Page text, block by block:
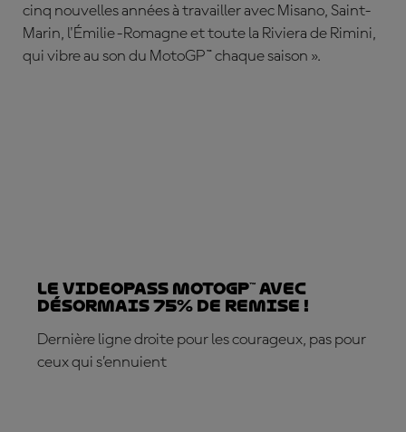
cinq nouvelles années à travailler avec Misano, Saint-
Marin, l'Émilie-Romagne et toute la Riviera de Rimini,
qui vibre au son du MotoGP™ chaque saison ».
Le VideoPass MotoGP™ avec
désormais 75% de remise !
Dernière ligne droite pour les courageux, pas pour
ceux qui s’ennuient